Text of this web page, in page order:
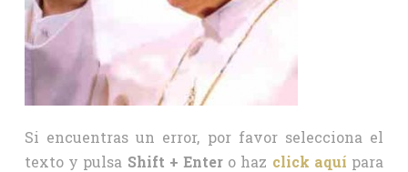
Si encuentras un error, por favor selecciona el
texto y pulsa Shift + Enter o haz click aquí para